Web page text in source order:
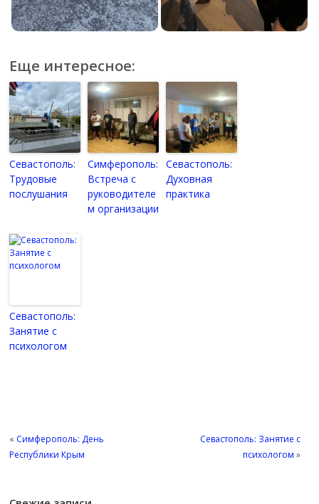
Еще интересное:
Севастополь:
Трудовые
послушания
Симферополь:
Встреча с
руководителе
м организации
Севастополь:
Духовная
практика
Севастополь:
Занятие с
психологом
« Симферополь: День
Республики Крым
Севастополь: Занятие с
психологом »